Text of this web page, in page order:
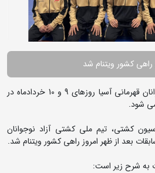
کشور ویتنام شد
رقابت های کشتی فرنگی نوجوانان قهرمانی آسیا روزهای 9 و 10 خردادماه در
می شود.
کشتی، تیم ملی کشتی آزاد نوجوانان
بعد از ظهر امروز راهی کشور ویتنام شد.
به شرح زیر است: